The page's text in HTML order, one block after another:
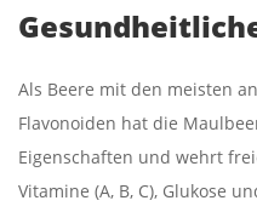
Als Beere mit den meisten
Flavonoiden hat die
Eigenschaften und wehrt
Vitamine (A, B, C), Glukose